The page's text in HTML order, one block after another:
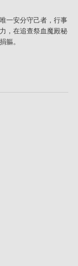
一安分守己者，行事
，在追查祭血魔殿秘
軀。